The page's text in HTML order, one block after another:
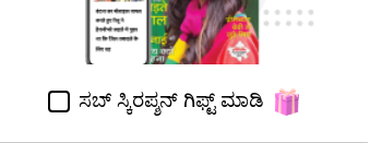
ಸಬ್ ಸ್ಕಿರಪ್ಶನ್ ಗಿಫ್ಟ್ ಮಾಡಿ